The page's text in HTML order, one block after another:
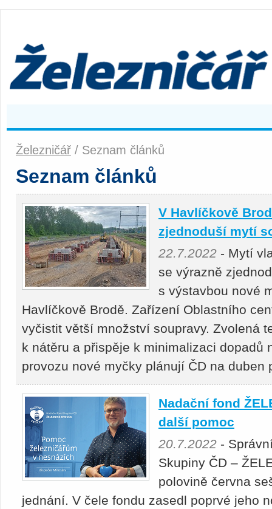
Železničář / Seznam článků
Seznam článků
V Havlíčkově
zjednoduší mytí
22.7.2022 - Mytí
se výrazně
s výstavbou nové
Havlíčkově Brodě. Zařízení Oblastního
vyčistit větší množství soupravy. Zvolená
k nátěru a přispěje k minimalizaci dopadů
provozu nové myčky plánují ČD na duben
Nadační fond
další pomoc
20.7.2022 -
Skupiny ČD –
polovině června
jednání. V čele fondu zasedl poprvé jeho